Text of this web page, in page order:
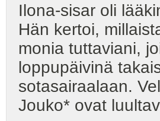
Ilona-sisar oli
Hän kertoi,
monia tuttaviani,
loppupäivinä
sotasairaalaan.
Jouko* ovat